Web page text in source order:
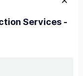
Services -